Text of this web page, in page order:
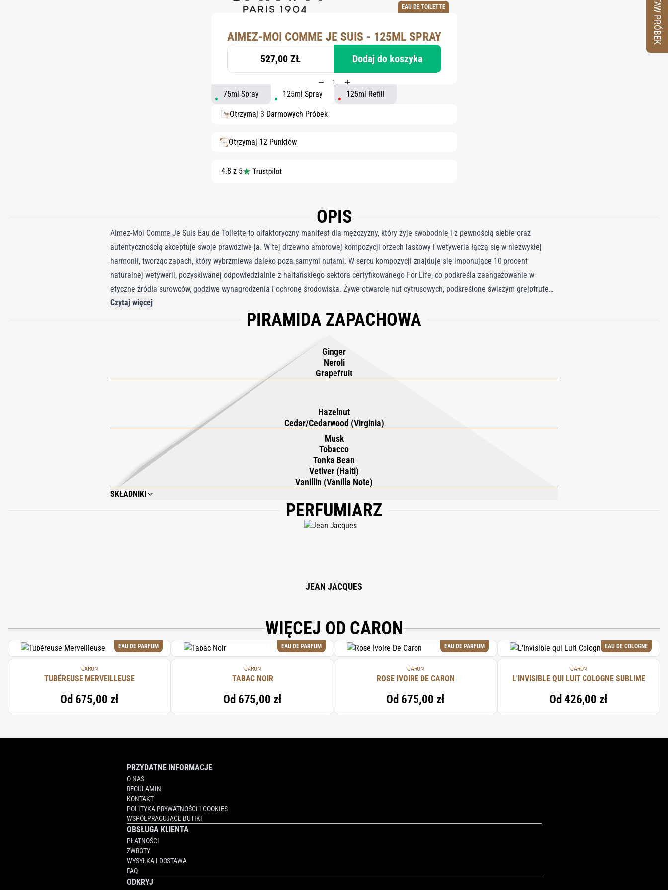
EAU DE TOILETTE
AIMEZ-MOI COMME JE SUIS - 125ML SPRAY
527,00 ZŁ Dodaj do koszyka
75ml Spray 125ml Spray 125ml Refill
Otrzymaj 3 Darmowych Próbek
Otrzymaj 12 Punktów
4.8 z 5
OPIS
Aimez-Moi Comme Je Suis Eau de Toilette to olfaktoryczny manifest dla mężczyzny, który żyje swobodnie i z pewnością siebie oraz
autentycznością akceptuje swoje prawdziwe ja. W tej drzewno ambrowej kompozycji orzech laskowy i wetyweria łączą się w niezwykłej
harmonii, tworząc zapach, który wybrzmiewa daleko poza samymi nutami. W sercu kompozycji znajduje się imponujące 10 procent
naturalnej wetywerii, pozyskiwanej odpowiedzialnie z haitańskiego sektora certyfikowanego For Life, co podkreśla zaangażowanie w
etyczne źródła surowców, godziwe wynagrodzenia i ochronę środowiska. Żywe otwarcie nut cytrusowych, podkreślone świeżym grejpfrutem
i pikantnym ciepłem imbiru, wnosi do zapachu energię i witalność. Orzech laskowy dodaje bogatą, uwodzicielską warstwę, która splata się z
ziemistą głębią wetywerii, tworząc uzależniającą aurę przyciągającą zmysły. W miarę rozwoju zapachu cedr wirginijski łączy się z
poza zwykłe pojęcie perfum, stając się podróżą ku celebracji siebie i zamykając w sobie autentyczną mieszankę odpowiedzialnie
pozyskanych składników, które oddają hołd naturze i istocie indywidualności.
Czytaj więcej
PIRAMIDA ZAPACHOWA
Ginger
Neroli
Grapefruit
Hazelnut
Cedar/Cedarwood (Virginia)
Musk
Tobacco
Tonka Bean
Vetiver (Haiti)
Vanillin (Vanilla Note)
SKŁADNIKI
ALCOHOL DENAT., FRAGRANCE/PARFUM, WATER/AQUA, BUTYL METHOXYDIBENZOYLMETHANE, ALCOHOL, TRIS (TETRAMETHYLHYDROXYPIPERIDINOL)
CITRATE, LINALOOL, LIMONENE, HEXYL CINNAMAL, CITRONELLOL, ALPHA-ISOMETHYL IONONE, COUMARIN, CITRAL, GERANIOL, CINNAMAL, CI 19140, CI
PERFUMIARZ
JEAN JACQUES
WIĘCEJ OD CARON
EAU DE PARFUM
CARON
TUBÉREUSE MERVEILLEUSE
Od 675,00 zł
EAU DE PARFUM
CARON
TABAC NOIR
Od 675,00 zł
EAU DE PARFUM
CARON
ROSE IVOIRE DE CARON
Od 675,00 zł
EAU DE COLOGNE
CARON
L'INVISIBLE QUI LUIT COLOGNE SUBLIME
Od 426,00 zł
PRZYDATNE INFORMACJE
O NAS
REGULAMIN
KONTAKT
POLITYKA PRYWATNOŚCI I COOKIES
WSPÓŁPRACUJĄCE BUTIKI
OBSŁUGA KLIENTA
PŁATNOŚCI
ZWROTY
WYSYŁKA I DOSTAWA
FAQ
ODKRYJ
ZESTAW PRÓBEK